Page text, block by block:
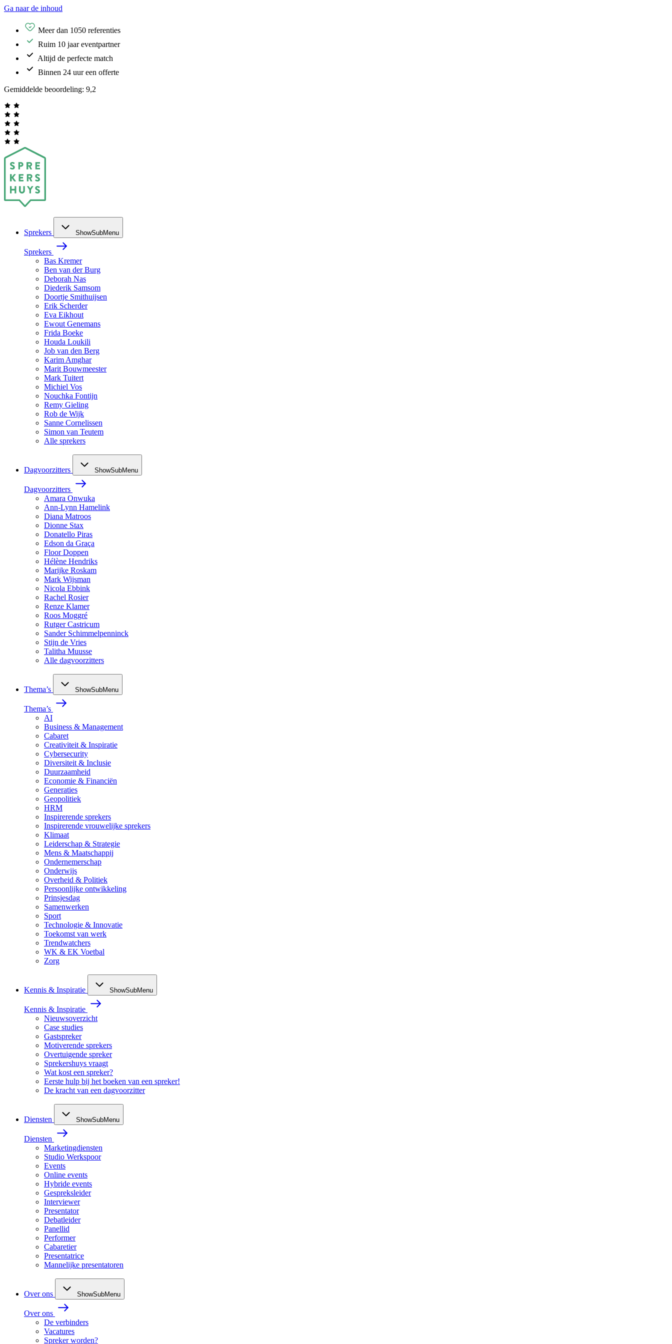
Ga naar de inhoud
Meer dan 1050 referenties
Ruim 10 jaar eventpartner
Altijd de perfecte match
Binnen 24 uur een offerte
Gemiddelde beoordeling: 9,2
Sprekers ShowSubMenu
Sprekers
Bas Kremer
Ben van der Burg
Deborah Nas
Diederik Samsom
Doortje Smithuijsen
Erik Scherder
Eva Eikhout
Ewout Genemans
Frida Boeke
Houda Loukili
Job van den Berg
Karim Amghar
Marit Bouwmeester
Mark Tuitert
Michiel Vos
Nouchka Fontijn
Remy Gieling
Rob de Wijk
Sanne Cornelissen
Simon van Teutem
Alle sprekers
Dagvoorzitters ShowSubMenu
Dagvoorzitters
Amara Onwuka
Ann-Lynn Hamelink
Diana Matroos
Dionne Stax
Donatello Piras
Edson da Graça
Floor Doppen
Hélène Hendriks
Marijke Roskam
Mark Wijsman
Nicola Ebbink
Rachel Rosier
Renze Klamer
Roos Moggré
Rutger Castricum
Sander Schimmelpenninck
Stijn de Vries
Talitha Muusse
Alle dagvoorzitters
Thema’s ShowSubMenu
Thema’s
AI
Business & Management
Cabaret
Creativiteit & Inspiratie
Cybersecurity
Diversiteit & Inclusie
Duurzaamheid
Economie & Financiën
Generaties
Geopolitiek
HRM
Inspirerende sprekers
Inspirerende vrouwelijke sprekers
Klimaat
Leiderschap & Strategie
Mens & Maatschappij
Ondernemerschap
Onderwijs
Overheid & Politiek
Persoonlijke ontwikkeling
Prinsjesdag
Samenwerken
Sport
Technologie & Innovatie
Toekomst van werk
Trendwatchers
WK & EK Voetbal
Zorg
Kennis & Inspiratie ShowSubMenu
Kennis & Inspiratie
Nieuwsoverzicht
Case studies
Gastspreker
Motiverende sprekers
Overtuigende spreker
Sprekershuys vraagt
Wat kost een spreker?
Eerste hulp bij het boeken van een spreker!
De kracht van een dagvoorzitter
Diensten ShowSubMenu
Diensten
Marketingdiensten
Studio Werkspoor
Events
Online events
Hybride events
Gespreksleider
Interviewer
Presentator
Debatleider
Panellid
Performer
Cabaretier
Presentatrice
Mannelijke presentatoren
Over ons ShowSubMenu
Over ons
De verbinders
Vacatures
Spreker worden?